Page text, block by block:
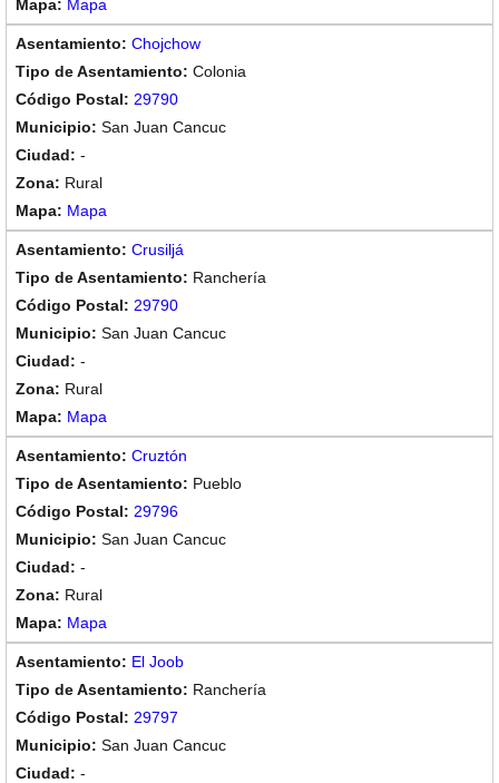
Mapa
Chojchow
Colonia
29790
San Juan Cancuc
-
Rural
Mapa
Crusiljá
Ranchería
29790
San Juan Cancuc
-
Rural
Mapa
Cruztón
Pueblo
29796
San Juan Cancuc
-
Rural
Mapa
El Joob
Ranchería
29797
San Juan Cancuc
-